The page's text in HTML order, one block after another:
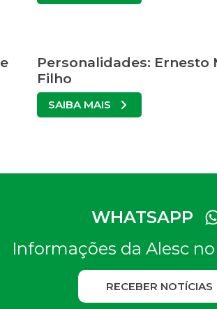
Personalidades: Ernesto
Filho
SAIBA MAIS
WHATSAPP
Informações da Alesc
RECEBER NOTÍCIAS